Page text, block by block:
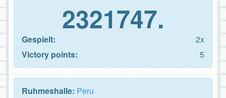
2321747.
Gespielt:
2x
Victory points:
5
Ruhmeshalle: Peru